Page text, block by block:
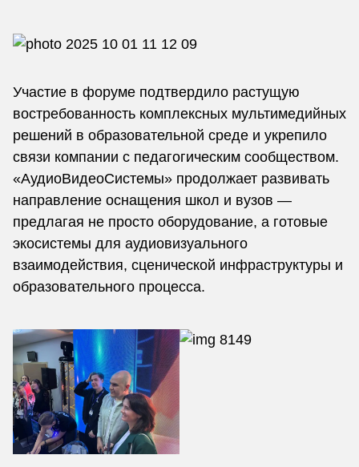
Участие в форуме подтвердило растущую
востребованность комплексных мультимедийных
решений в образовательной среде и укрепило
связи компании с педагогическим сообществом.
«АудиоВидеоСистемы» продолжает развивать
направление оснащения школ и вузов —
предлагая не просто оборудование, а готовые
экосистемы для аудиовизуального
взаимодействия, сценической инфраструктуры и
образовательного процесса.